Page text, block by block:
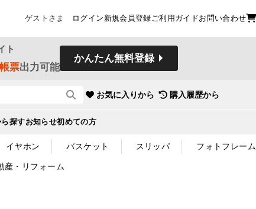
ゲストさま ログイン 新規会員登録ご利用ガイドお問い合わせ
ト
票出力可能
かんたん無料登録
お気に入りから 購入履歴から
探すお知らせ初めての方
イヤホン バスケット スリッパ フォトフレーム
産・リフォーム